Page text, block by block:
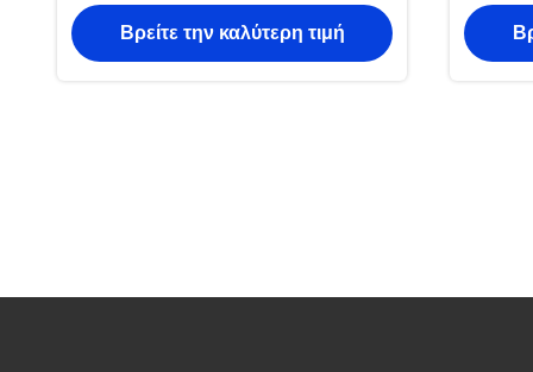
ηλεκτρικό καλώδιο SQMM για την
κατασκευή
Βρείτε την καλύτερη τιμή